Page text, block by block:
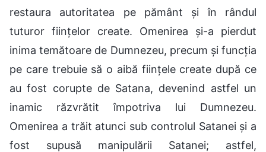
restaura autoritatea pe pământ și în rândul
tuturor ființelor create. Omenirea și-a pierdut
inima temătoare de Dumnezeu, precum și funcția
pe care trebuie să o aibă ființele create după ce
au fost corupte de Satana, devenind astfel un
inamic răzvrătit împotriva lui Dumnezeu.
Omenirea a trăit atunci sub controlul Satanei și a
fost supusă manipulării Satanei; astfel,